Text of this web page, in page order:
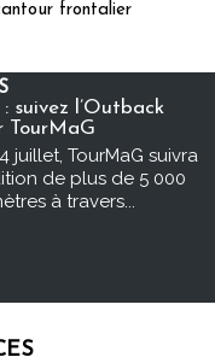
frontalier
suivez l’Outback
TourMaG
juillet, TourMaG suivra
de plus de 5 000
à travers...